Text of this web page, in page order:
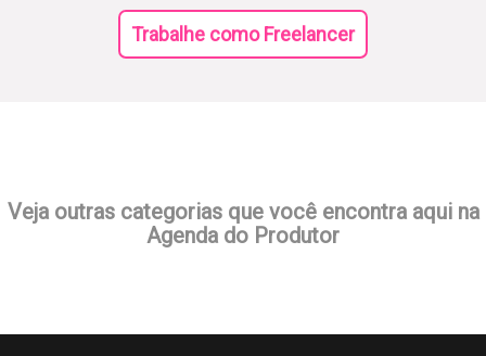
Trabalhe como Freelancer
Veja outras categorias que você encontra aqui na
Agenda do Produtor